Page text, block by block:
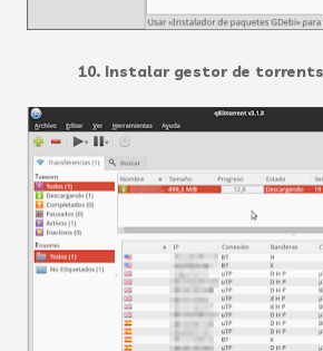
10. Instalar gestor de